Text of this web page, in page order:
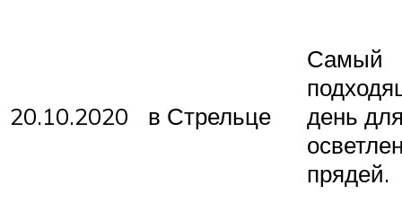
20.10.2020 в Стрельце
Самый
день
прядей.